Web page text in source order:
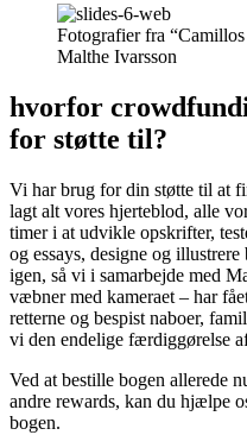
Fotografier fra
Malthe Ivarsson
hvorfor
for støtte til?
Vi har brug for din støtte til at
lagt alt vores hjerteblod, alle
timer i at udvikle opskrifter,
og essays, designe og
igen, så vi i samarbejde med
væbner med kameraet – har
retterne og bespist naboer,
vi den endelige færdiggørelse
Ved at bestille bogen allerede
andre rewards, kan du hjælpe
bogen.